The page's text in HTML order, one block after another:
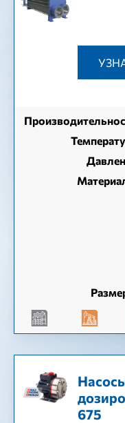
675